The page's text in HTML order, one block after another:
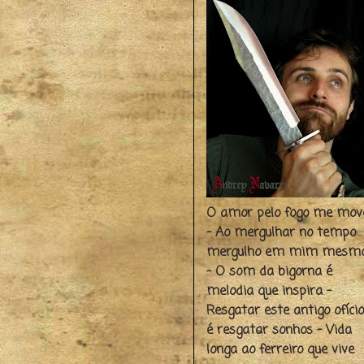
O amor pelo fogo me
- Ao mergulhar no tempo
mergulho em mim
- O som da bigorna é
melodia que inspira -
Resgatar este antigo ofício
é resgatar sonhos - Vida
longa ao ferreiro que vive